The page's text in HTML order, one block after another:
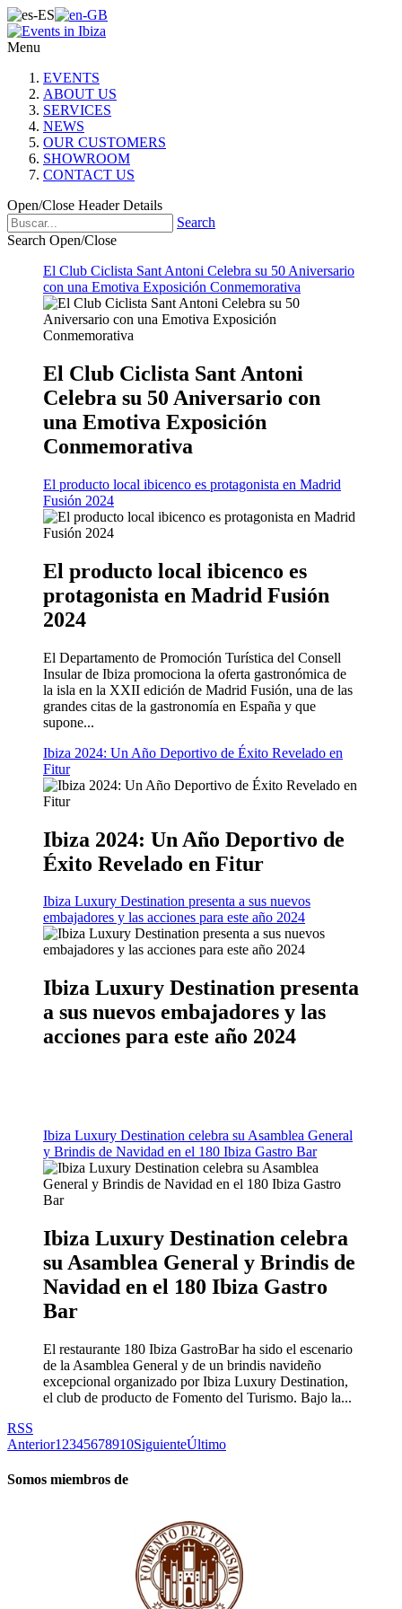
Menu
EVENTS
ABOUT US
SERVICES
NEWS
OUR CUSTOMERS
SHOWROOM
CONTACT US
Open/Close Header Details
Search
Search Open/Close
El Club Ciclista Sant Antoni Celebra su 50 Aniversario
con una Emotiva Exposición Conmemorativa
El Club Ciclista Sant Antoni
Celebra su 50 Aniversario con
una Emotiva Exposición
Conmemorativa
El producto local ibicenco es protagonista en Madrid
Fusión 2024
El producto local ibicenco es
protagonista en Madrid Fusión
2024
El Departamento de Promoción Turística del Consell
Insular de Ibiza promociona la oferta gastronómica de
la isla en la XXII edición de Madrid Fusión, una de las
grandes citas de la gastronomía en España y que
supone...
Ibiza 2024: Un Año Deportivo de Éxito Revelado en
Fitur
Ibiza 2024: Un Año Deportivo de
Éxito Revelado en Fitur
Ibiza Luxury Destination presenta a sus nuevos
embajadores y las acciones para este año 2024
Ibiza Luxury Destination presenta
a sus nuevos embajadores y las
acciones para este año 2024
Ibiza Luxury Destination celebra su Asamblea General
y Brindis de Navidad en el 180 Ibiza Gastro Bar
Ibiza Luxury Destination celebra
su Asamblea General y Brindis de
Navidad en el 180 Ibiza Gastro
Bar
El restaurante 180 Ibiza GastroBar ha sido el escenario
de la Asamblea General y de un brindis navideño
excepcional organizado por Ibiza Luxury Destination,
el club de producto de Fomento del Turismo. Bajo la...
RSS
Anterior1 2345678910SiguienteÚltimo
Somos miembros de